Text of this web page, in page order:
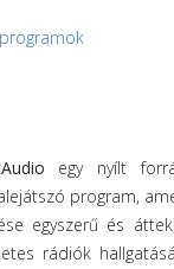
egy nyílt
program,
egyszerű és
rádiók